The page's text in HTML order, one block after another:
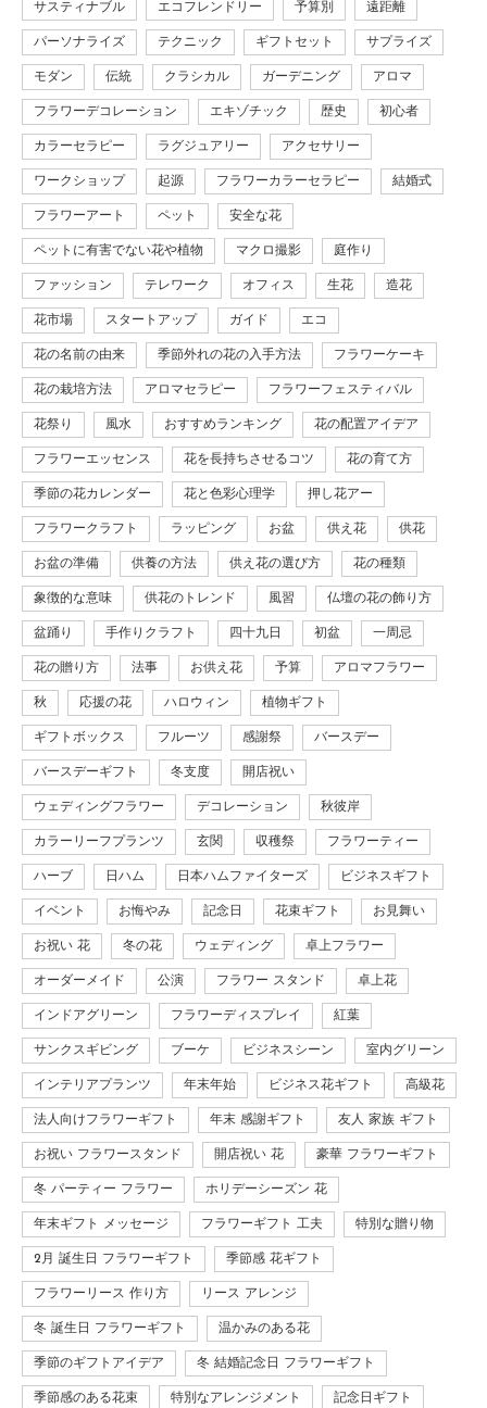
サスティナブル エコフレンドリー 予算別 遠距離
パーソナライズ テクニック ギフトセット サプライズ
モダン 伝統 クラシカル ガーデニング アロマ
フラワーデコレーション エキゾチック 歴史 初心者
カラーセラピー ラグジュアリー アクセサリー
ワークショップ 起源 フラワーカラーセラピー 結婚式
フラワーアート ペット 安全な花
ペットに有害でない花や植物 マクロ撮影 庭作り
ファッション テレワーク オフィス 生花 造花
花市場 スタートアップ ガイド エコ
花の名前の由来 季節外れの花の入手方法 フラワーケーキ
花の栽培方法 アロマセラピー フラワーフェスティバル
花祭り 風水 おすすめランキング 花の配置アイデア
フラワーエッセンス 花を長持ちさせるコツ 花の育て方
季節の花カレンダー 花と色彩心理学 押し花アー
フラワークラフト ラッピング お盆 供え花 供花
お盆の準備 供養の方法 供え花の選び方 花の種類
象徴的な意味 供花のトレンド 風習 仏壇の花の飾り方
盆踊り 手作りクラフト 四十九日 初盆 一周忌
花の贈り方 法事 お供え花 予算 アロマフラワー
秋 応援の花 ハロウィン 植物ギフト
ギフトボックス フルーツ 感謝祭 バースデー
バースデーギフト 冬支度 開店祝い
ウェディングフラワー デコレーション 秋彼岸
カラーリーフプランツ 玄関 収穫祭 フラワーティー
ハーブ 日ハム 日本ハムファイターズ ビジネスギフト
イベント お悔やみ 記念日 花束ギフト お見舞い
お祝い 花 冬の花 ウェディング 卓上フラワー
オーダーメイド 公演 フラワー スタンド 卓上花
インドアグリーン フラワーディスプレイ 紅葉
サンクスギビング ブーケ ビジネスシーン 室内グリーン
インテリアプランツ 年末年始 ビジネス花ギフト 高級花
法人向けフラワーギフト 年末 感謝ギフト 友人 家族 ギフト
お祝い フラワースタンド 開店祝い 花 豪華 フラワーギフト
冬 パーティー フラワー ホリデーシーズン 花
年末ギフト メッセージ フラワーギフト 工夫 特別な贈り物
2月 誕生日 フラワーギフト 季節感 花ギフト
フラワーリース 作り方 リース アレンジ
冬 誕生日 フラワーギフト 温かみのある花
季節のギフトアイデア 冬 結婚記念日 フラワーギフト
季節感のある花束 特別なアレンジメント 記念日ギフト